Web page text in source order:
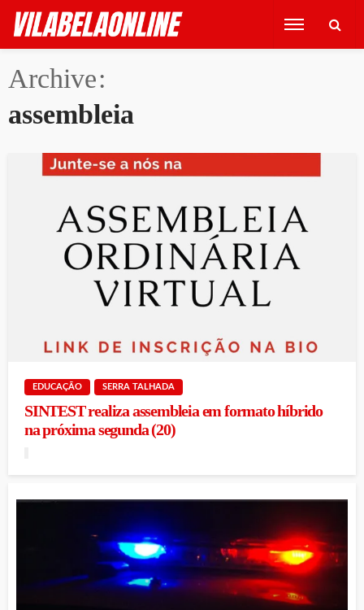
Archive
assembleia
EDUCAÇÃO SERRA TALHADA
SINTEST realiza assembleia em formato híbrido
na próxima segunda (20)